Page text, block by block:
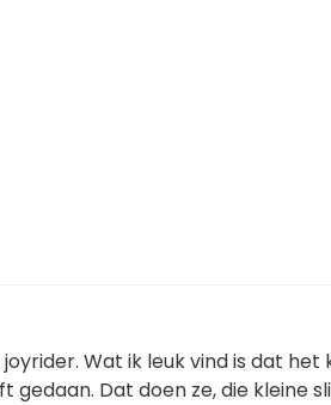
Wat ik leuk vind is dat het
gedaan. Dat doen ze, die kleine